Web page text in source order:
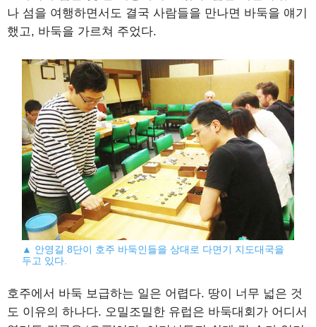
나 섬을 여행하면서도 결국 사람들을 만나면 바둑을 얘기
했고, 바둑을 가르쳐 주었다.
▲ 안영길 8단이 호주 바둑인들을 상대로 다면기 지도대국을
두고 있다.
호주에서 바둑 보급하는 일은 어렵다. 땅이 너무 넓은 것
도 이유의 하나다. 오밀조밀한 유럽은 바둑대회가 어디서